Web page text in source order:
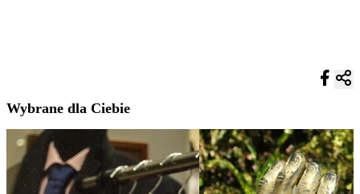
Wybrane dla Ciebie